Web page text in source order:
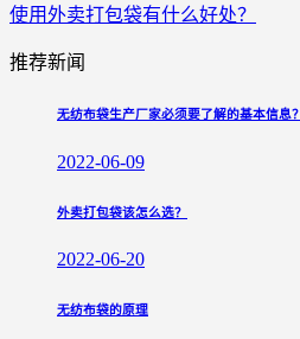
使用外卖打包袋有什么好处？
推荐新闻
无纺布袋生产厂家必须要了解的基本信息？
2022-06-09
外卖打包袋该怎么选？
2022-06-20
无纺布袋的原理